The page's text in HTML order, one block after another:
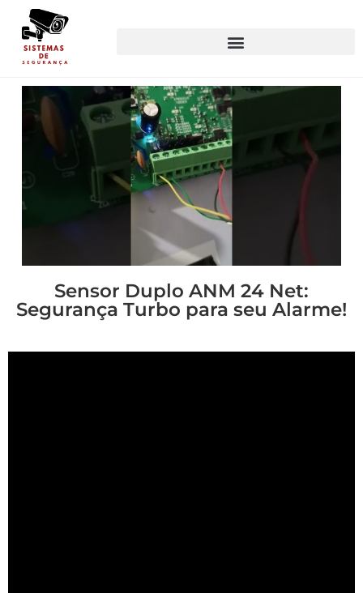
Sensor Duplo ANM 24 Net:
Segurança Turbo para seu Alarme!